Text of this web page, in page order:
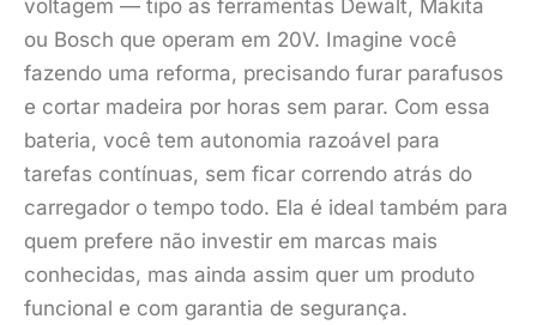
voltagem — tipo as ferramentas Dewalt, Makita
ou Bosch que operam em 20V. Imagine você
fazendo uma reforma, precisando furar parafusos
e cortar madeira por horas sem parar. Com essa
bateria, você tem autonomia razoável para
tarefas contínuas, sem ficar correndo atrás do
carregador o tempo todo. Ela é ideal também para
quem prefere não investir em marcas mais
conhecidas, mas ainda assim quer um produto
funcional e com garantia de segurança.